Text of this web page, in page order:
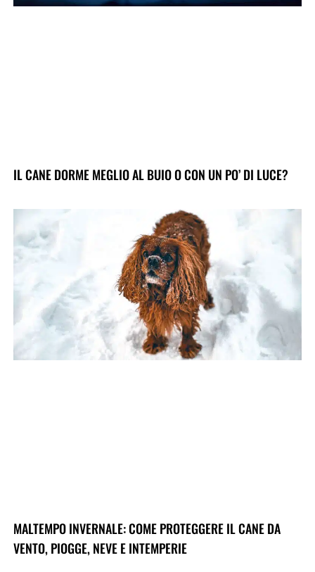
IL CANE DORME MEGLIO AL BUIO O CON UN PO’ DI LUCE?
MALTEMPO INVERNALE: COME PROTEGGERE IL CANE DA
VENTO, PIOGGE, NEVE E INTEMPERIE